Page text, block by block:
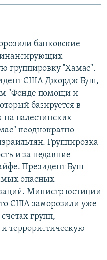
банковские
группировку "Хамас".
США Джордж Буш,
"Фонде помощи и
базируется в
на палестинских
неоднократно
Группировка
и за недавние
Президент Буш
опасных
Министр юстиции
США заморозили уже
групп,
террористическую